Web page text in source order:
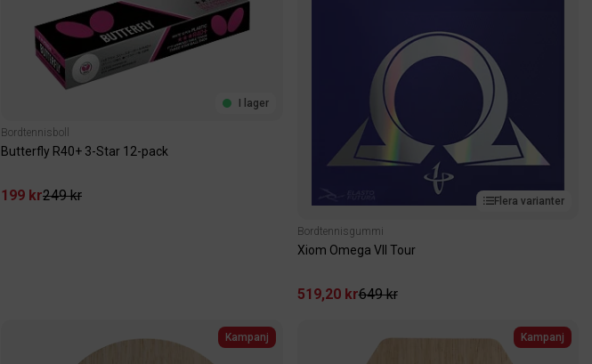
I lager
Bordtennisboll
Butterfly R40+ 3-Star 12-pack
199 kr249 kr Flera varianter
Bordtennisgummi
Xiom Omega VII Tour
519,20 kr649 kr
Kampanj Kampanj